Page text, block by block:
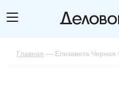
Главная — Елизавета Черная